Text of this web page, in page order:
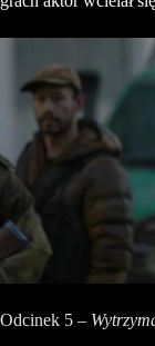
Odcinek 5 –